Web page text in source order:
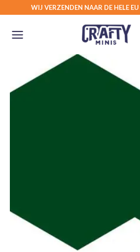
WIJ VERZENDEN NAAR DE HELE